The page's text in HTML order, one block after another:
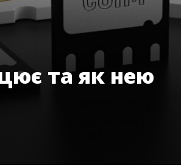
та як нею